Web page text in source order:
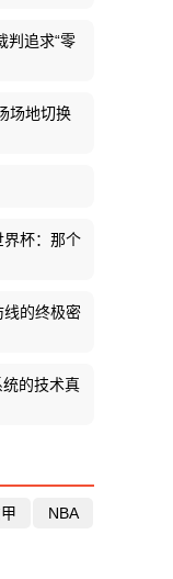
判追求“零
场地切换
界杯：那个
线的终极密
的技术真
NBA